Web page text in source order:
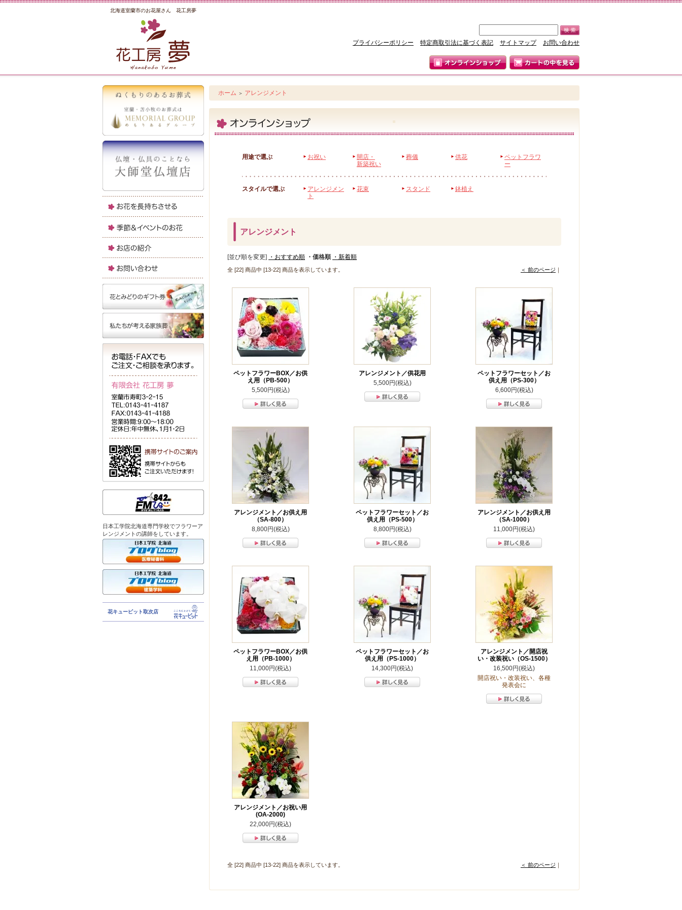
北海道室蘭市のお花屋さん 花工房夢
プライバシーポリシー 特定商取引法に基づく表記 サイトマップ お問い合わせ
日本工学院北海道専門学校でフラワーア
レンジメントの講師をしています。
花キューピット取次店
ホーム ＞ アレンジメント
用途で選ぶ お祝い
開店・
新築祝い
葬儀 供花
ペットフラワ
ー
スタイルで選ぶ
アレンジメン
ト
花束 スタンド 鉢植え
アレンジメント
[並び順を変更] ・おすすめ順 ・価格順 ・新着順
全 [22] 商品中 [13-22] 商品を表示しています。 ＜ 前のページ ｜
ペットフラワーBOX／お供
え用（PB-500）
5,500円(税込)
アレンジメント／供花用
5,500円(税込)
ペットフラワーセット／お
供え用（PS-300）
6,600円(税込)
アレンジメント／お供え用
（SA-800）
8,800円(税込)
ペットフラワーセット／お
供え用（PS-500）
8,800円(税込)
アレンジメント／お供え用
（SA-1000）
11,000円(税込)
ペットフラワーBOX／お供
え用（PB-1000）
11,000円(税込)
ペットフラワーセット／お
供え用（PS-1000）
14,300円(税込)
アレンジメント／開店祝
い・改装祝い（OS-1500）
16,500円(税込)
開店祝い・改装祝い、各種
発表会に
アレンジメント／お祝い用
(OA-2000)
22,000円(税込)
全 [22] 商品中 [13-22] 商品を表示しています。 ＜ 前のページ ｜